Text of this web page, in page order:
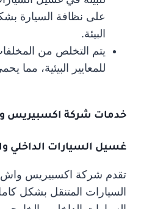
على نظافة السيارة
البيئة.
يتم التخلص من
للمعايير البيئية، مما
خدمات شركة اكسبيريس
غسيل السيارات الداخلي
تقدم شركة اكسبيريس
السيارات المتنقل بشكل